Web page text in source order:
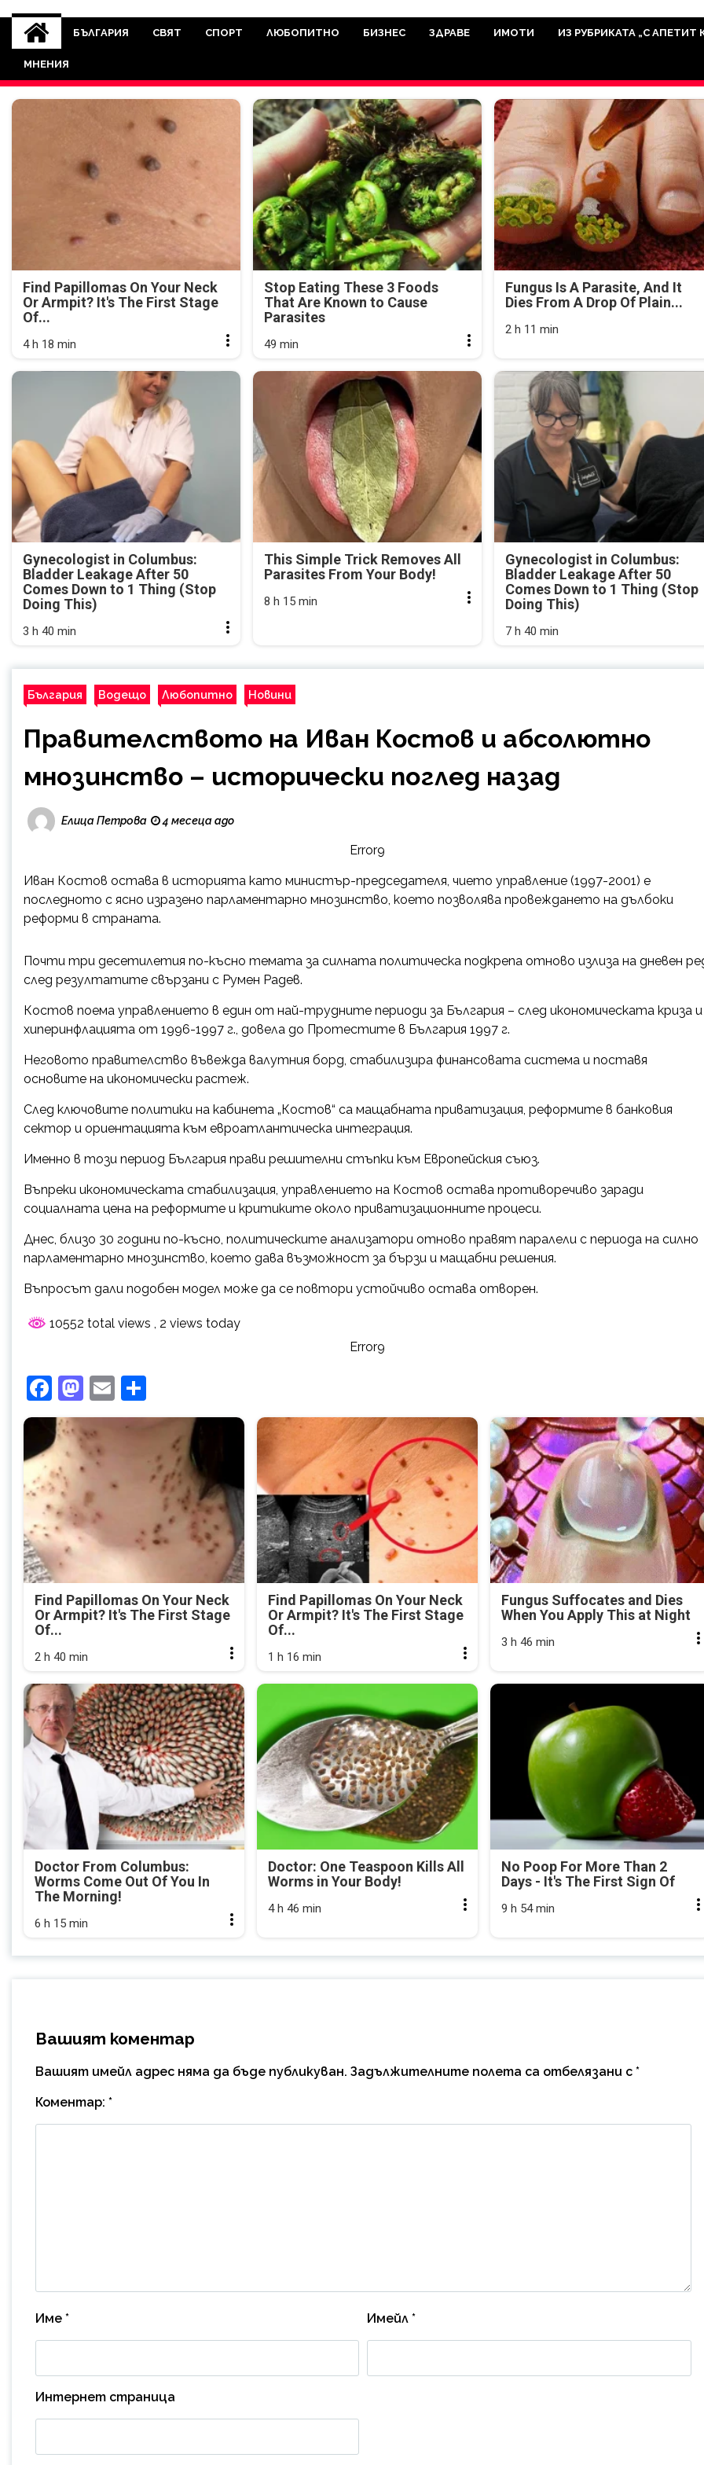
novinite-dnesbg.eu
Novinite-dnesbg.eu е медия, която има мисията да отразява всичко
Света. Новините, които се публикуват на нашия сайт са от
между медията и читателската аудитория, затова държим на
БЪЛГАРИЯ СВЯТ СПОРТ ЛЮБОПИТНО БИЗНЕС ЗДРАВЕ ИМОТИ ИЗ РУБРИКАТА „С АПЕТИТ
МНЕНИЯ
Find Papillomas On Your Neck
Or Armpit? It's The First Stage
Of...
4 h 18 min
Stop Eating These 3 Foods
That Are Known to Cause
Parasites
49 min
Fungus Is A Parasite, And It
Dies From A Drop Of Plain...
2 h 11 min
Gynecologist in Columbus:
Bladder Leakage After 50
Comes Down to 1 Thing (Stop
Doing This)
3 h 40 min
This Simple Trick Removes All
Parasites From Your Body!
8 h 15 min
Gynecologist in Columbus:
Bladder Leakage After 50
Comes Down to 1 Thing (Stop
Doing This)
7 h 40 min
България Водещо Любопитно Новини
Правителството на Иван Костов и абсолютно
мнозинство – исторически поглед назад
Елица Петрова 4 месеца ago
Error9
Иван Костов остава в историята като министър-председателя, чието управление (1997-2001) е
последното с ясно изразено парламентарно мнозинство, което позволява провеждането на дълбоки
реформи в страната.
Почти три десетилетия по-късно темата за силната политическа подкрепа отново излиза на дневен
след резултатите свързани с Румен Радев.
Костов поема управлението в един от най-трудните периоди за България – след икономическата криза и
хиперинфлацията от 1996-1997 г., довела до Протестите в България 1997 г.
Неговото правителство въвежда валутния борд, стабилизира финансовата система и поставя
основите на икономически растеж.
След ключовите политики на кабинета „Костов“ са мащабната приватизация, реформите в банковия
сектор и ориентацията към евроатлантическа интеграция.
Именно в този период България прави решителни стъпки към Европейския съюз.
Въпреки икономическата стабилизация, управлението на Костов остава противоречиво заради
социалната цена на реформите и критиките около приватизационните процеси.
Днес, близо 30 години по-късно, политическите анализатори отново правят паралели с периода на силно
парламентарно мнозинство, което дава възможност за бързи и мащабни решения.
Въпросът дали подобен модел може да се повтори устойчиво остава отворен.
10552 total views , 2 views today
Error9
Facebook
Mastodon
Email
Find Papillomas On Your Neck
Or Armpit? It's The First Stage
Of...
2 h 40 min
Find Papillomas On Your Neck
Or Armpit? It's The First Stage
Of...
1 h 16 min
Fungus Suffocates and Dies
When You Apply This at Night
3 h 46 min
Doctor From Columbus:
Worms Come Out Of You In
The Morning!
6 h 15 min
Doctor: One Teaspoon Kills All
Worms in Your Body!
4 h 46 min
No Poop For More Than 2
Days - It's The First Sign Of
9 h 54 min
Вашият коментар
Вашият имейл адрес няма да бъде публикуван. Задължителните полета са отбелязани с *
Коментар: *
Име * Имейл*
Интернет страница